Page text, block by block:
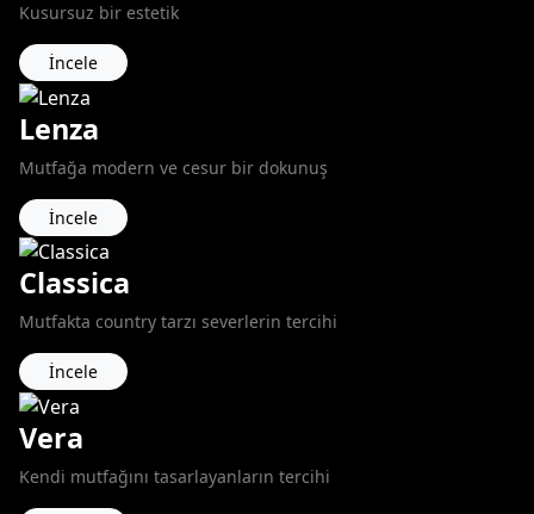
Kusursuz bir estetik
İncele
Lenza
Mutfağa modern ve cesur bir dokunuş
İncele
Classica
Mutfakta country tarzı severlerin tercihi
İncele
Vera
Kendi mutfağını tasarlayanların tercihi